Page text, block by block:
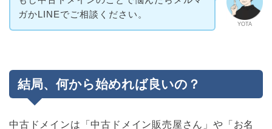
YOTA
ガかLINEでご相談ください。
結局、何から始めれば良いの？
中古ドメインは「中古ドメイン販売屋さん」や「お名